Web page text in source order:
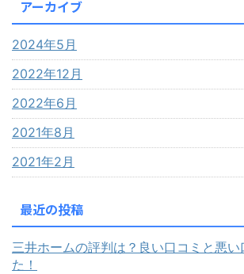
アーカイブ
2024年5月
2022年12月
2022年6月
2021年8月
2021年2月
最近の投稿
三井ホームの評判は？良い口コミと悪い
た！